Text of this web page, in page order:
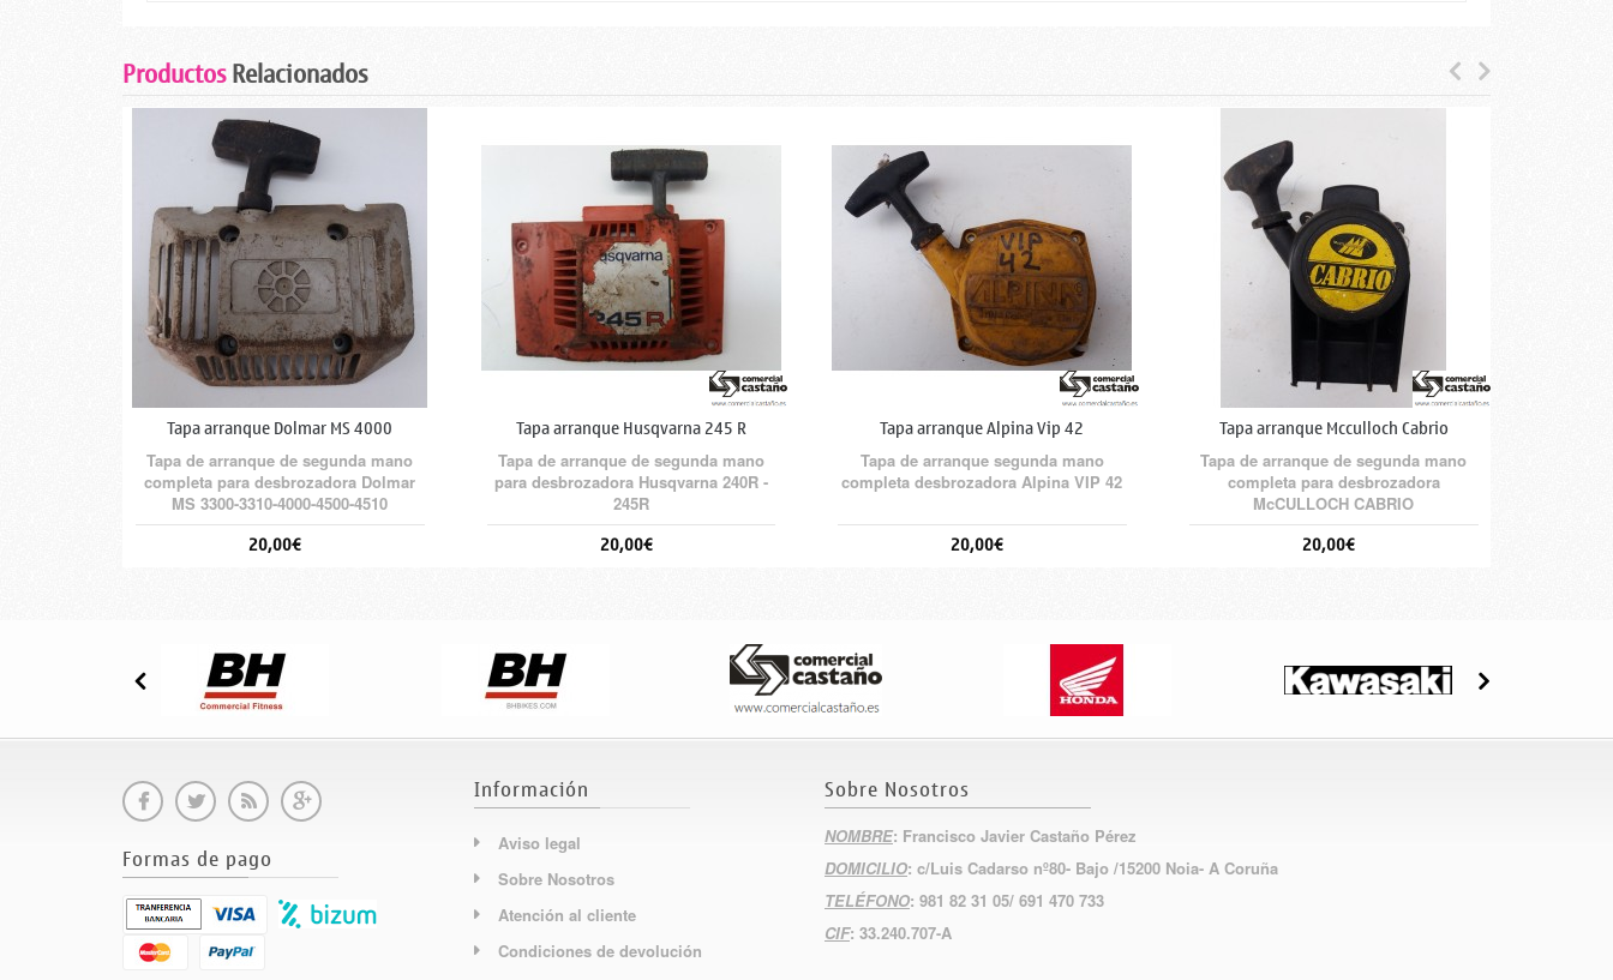
ProductosRelacionados
Tapa arranque Dolmar MS 4000
Tapa de arranque de segunda mano
completa para desbrozadora Dolmar
MS 3300-3310-4000-4500-4510
20,00€
Tapa arranque Husqvarna 245 R
Tapa de arranque de segunda mano
para desbrozadora Husqvarna 240R -
245R
20,00€
Tapa arranque Alpina Vip 42
Tapa de arranque segunda mano
completa desbrozadora Alpina VIP 42
20,00€
Tapa arranque Mcculloch Cabrio
Tapa de arranque de segunda mano
completa para desbrozadora
McCULLOCH CABRIO
20,00€
Formas de pago
Información
Aviso legal
Sobre Nosotros
Atención al cliente
Condiciones de devolución
Sobre Nosotros
NOMBRE: Francisco Javier Castaño Pérez
DOMICILIO: c/Luis Cadarso nº80- Bajo /15200 Noia- A Coruña
TELÉFONO: 981 82 31 05/ 691 470 733
CIF: 33.240.707-A